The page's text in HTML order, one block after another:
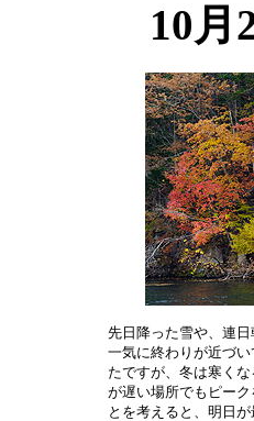
10月
先日降った雪や、連
一気に終わりが近づ
たですが、冬は寒く
が遅い場所でもピー
とを考えると、明日